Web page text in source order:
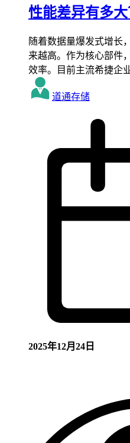
性能差异有多大
随着数据量爆发式增长
来越高。作为核心部件
效率。目前主流希捷企
道通存储
2025年12月24日